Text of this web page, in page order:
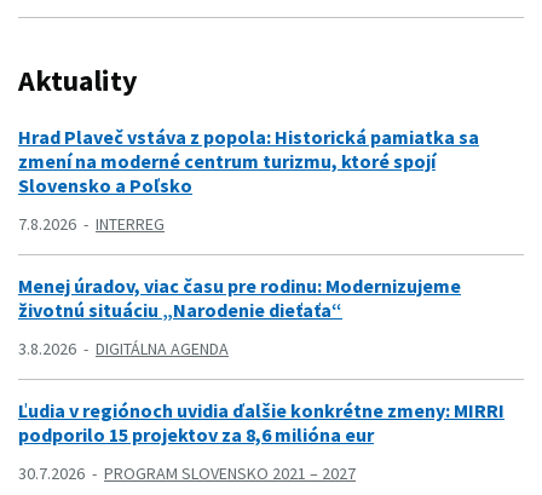
Aktuality
Hrad Plaveč vstáva z popola: Historická pamiatka sa
zmení na moderné centrum turizmu, ktoré spojí
Slovensko a Poľsko
7.8.2026 INTERREG
Menej úradov, viac času pre rodinu: Modernizujeme
životnú situáciu „Narodenie dieťaťa“
3.8.2026 DIGITÁLNA AGENDA
Ľudia v regiónoch uvidia ďalšie konkrétne zmeny: MIRRI
podporilo 15 projektov za 8,6 milióna eur
30.7.2026 PROGRAM SLOVENSKO 2021 – 2027